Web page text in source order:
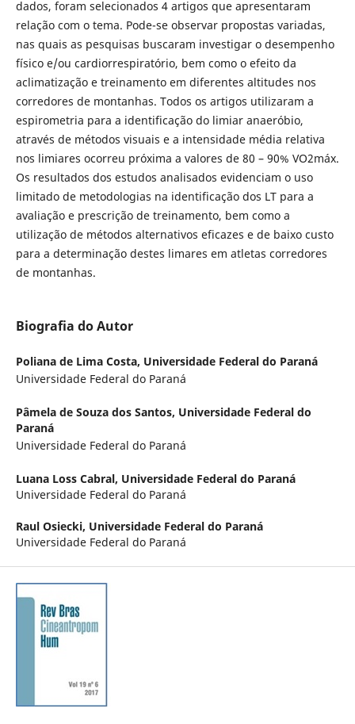
dados, foram selecionados 4 artigos que apresentaram
relação com o tema. Pode-se observar propostas variadas,
nas quais as pesquisas buscaram investigar o desempenho
físico e/ou cardiorrespiratório, bem como o efeito da
aclimatização e treinamento em diferentes altitudes nos
corredores de montanhas. Todos os artigos utilizaram a
espirometria para a identificação do limiar anaeróbio,
através de métodos visuais e a intensidade média relativa
nos limiares ocorreu próxima a valores de 80 – 90% VO2máx.
Os resultados dos estudos analisados evidenciam o uso
limitado de metodologias na identificação dos LT para a
avaliação e prescrição de treinamento, bem como a
utilização de métodos alternativos eficazes e de baixo custo
para a determinação destes limares em atletas corredores
de montanhas.
Biografia do Autor
Poliana de Lima Costa, Universidade Federal do Paraná
Universidade Federal do Paraná
Pâmela de Souza dos Santos, Universidade Federal do
Paraná
Universidade Federal do Paraná
Luana Loss Cabral, Universidade Federal do Paraná
Universidade Federal do Paraná
Raul Osiecki, Universidade Federal do Paraná
Universidade Federal do Paraná